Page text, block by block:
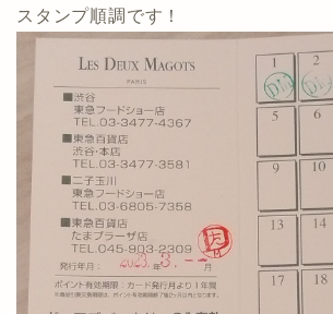
スタンプ順調です！